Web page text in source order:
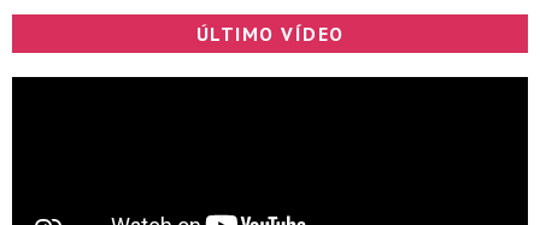
ÚLTIMO VÍDEO